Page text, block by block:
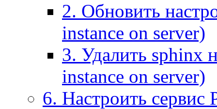
2. Обновить
instance on server)
3. Удалить sphinx
instance on server)
6. Настроить